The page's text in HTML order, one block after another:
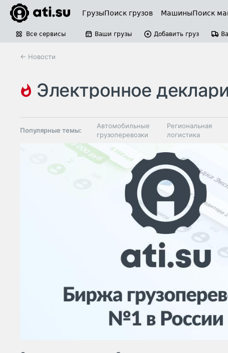
ГрузыПоиск грузов МашиныПоиск
Все сервисы Ваши грузы Добавить груз
← Новости
электронное
предварительное информирование
Популярные темы:
Автомобильные
грузоперевозки
Региональная
логистика
Таможня и ВЭД
грузовые
терминалы